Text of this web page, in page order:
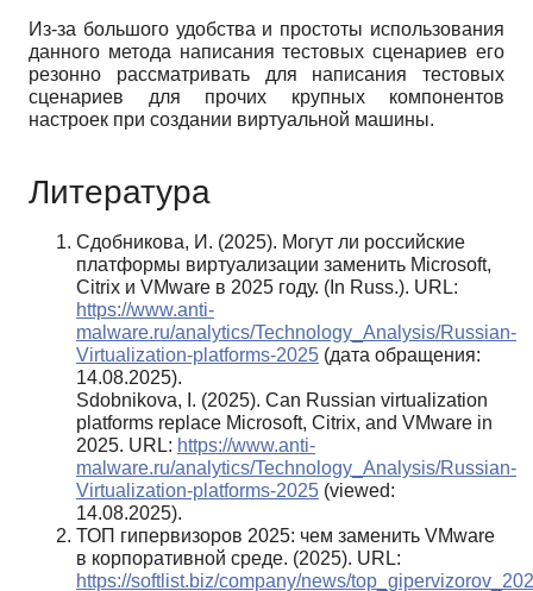
Из-за большого удобства и простоты использования
данного метода написания тестовых сценариев его
резонно рассматривать для написания тестовых
сценариев для прочих крупных компонентов
настроек при создании виртуальной машины.
Литература
Сдобникова, И. (2025). Могут ли российские
платформы виртуализации заменить Microsoft,
Citrix и VMware в 2025 году. (In Russ.). URL:
https://www.anti-
malware.ru/analytics/Technology_Analysis/Russian-
Virtualization-platforms-2025 (дата обращения:
14.08.2025).
Sdobnikova, I. (2025). Can Russian virtualization
platforms replace Microsoft, Citrix, and VMware in
2025. URL: https://www.anti-
malware.ru/analytics/Technology_Analysis/Russian-
Virtualization-platforms-2025 (viewed:
14.08.2025).
ТОП гипервизоров 2025: чем заменить VMware
в корпоративной среде. (2025). URL:
https://softlist.biz/company/news/